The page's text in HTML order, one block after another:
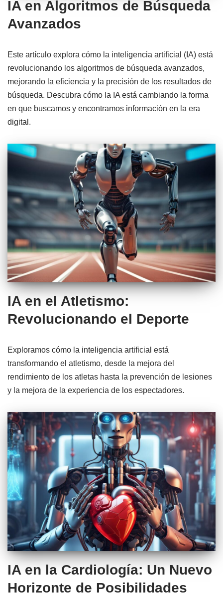
IA en Algoritmos de Búsqueda
Avanzados
Este artículo explora cómo la inteligencia artificial (IA) está
revolucionando los algoritmos de búsqueda avanzados,
mejorando la eficiencia y la precisión de los resultados de
búsqueda. Descubra cómo la IA está cambiando la forma
en que buscamos y encontramos información en la era
digital.
IA en el Atletismo:
Revolucionando el Deporte
Exploramos cómo la inteligencia artificial está
transformando el atletismo, desde la mejora del
rendimiento de los atletas hasta la prevención de lesiones
y la mejora de la experiencia de los espectadores.
IA en la Cardiología: Un Nuevo
Horizonte de Posibilidades